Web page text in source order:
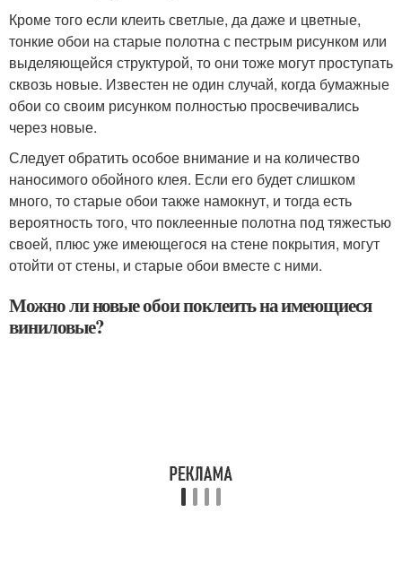
Кроме того если клеить светлые, да даже и цветные,
тонкие обои на старые полотна с пестрым рисунком или
выделяющейся структурой, то они тоже могут проступать
сквозь новые. Известен не один случай, когда бумажные
обои со своим рисунком полностью просвечивались
через новые.
Следует обратить особое внимание и на количество
наносимого обойного клея. Если его будет слишком
много, то старые обои также намокнут, и тогда есть
вероятность того, что поклеенные полотна под тяжестью
своей, плюс уже имеющегося на стене покрытия, могут
отойти от стены, и старые обои вместе с ними.
Можно ли новые обои поклеить на имеющиеся
виниловые?